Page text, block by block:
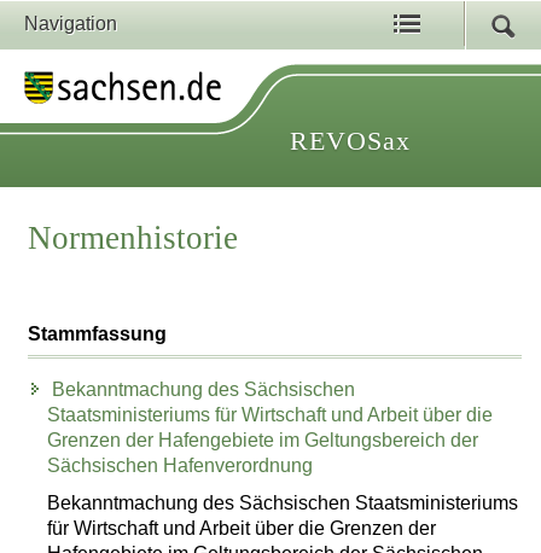
Navigation
REVOSax
Normenhistorie
Stammfassung
Bekanntmachung des Sächsischen
Staatsministeriums für Wirtschaft und Arbeit über die
Grenzen der Hafengebiete im Geltungsbereich der
Sächsischen Hafenverordnung
Bekanntmachung des Sächsischen Staatsministeriums
für Wirtschaft und Arbeit über die Grenzen der